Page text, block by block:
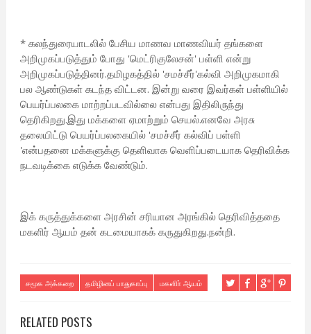
* கலந்துரையாடலில் பேசிய மாணவ மாணவியர் தங்களை
அறிமுகப்படுத்தும் போது 'மெட்ரிகுலேசன்' பள்ளி என்று
அறிமுகப்படுத்தினர்.தமிழகத்தில் 'சமச்சீர்'கல்வி அறிமுகமாகி
பல ஆண்டுகள் கடந்த விட்டன. இன்று வரை இவர்கள் பள்ளியில்
பெயர்ப்பலகை மாற்றப்படவில்லை என்பது இதிலிருந்து
தெரிகிறது.இது மக்களை ஏமாற்றும் செயல்.எனவே அரசு
தலையிட்டு பெயர்ப்பலகையில் 'சமச்சீர் கல்விப் பள்ளி
'என்பதனை மக்களுக்கு தெளிவாக வெளிப்படையாக தெரிவிக்க
நடவடிக்கை எடுக்க வேண்டும்.
இக் கருத்துக்களை அரசின் சரியான அரங்கில் தெரிவித்ததை
மகளிர் ஆயம் தன் கடமையாகக் கருதுகிறது.நன்றி.
சமூக அக்கறை தமிழினப் பாதுகாப்பு மகளிா் ஆயம்
RELATED POSTS